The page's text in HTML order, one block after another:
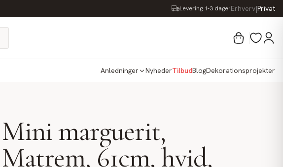
Levering 1-3 dage·Erhverv|Privat
Anledninger NyhederTilbudBlogDekorationsprojekter
Mini marguerit,
Matrem, 61cm, hvid,